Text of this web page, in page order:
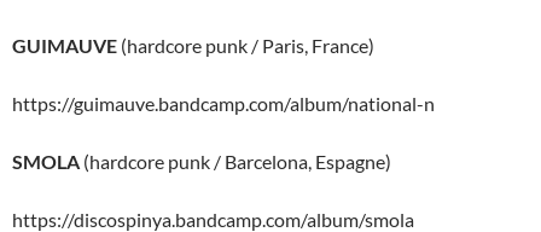
GUIMAUVE (hardcore punk / Paris, France)
https://guimauve.bandcamp.com/album/national-n
SMOLA (hardcore punk / Barcelona, Espagne)
https://discospinya.bandcamp.com/album/smola